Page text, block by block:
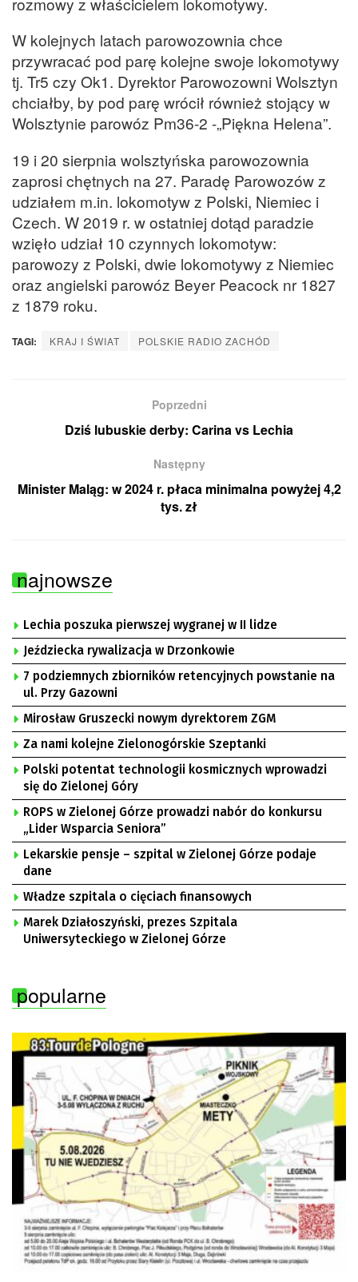
W kolejnych latach parowozownia chce
przywracać pod parę kolejne swoje lokomotywy
tj. Tr5 czy Ok1. Dyrektor Parowozowni Wolsztyn
chciałby, by pod parę wrócił również stojący w
Wolsztynie parowóz Pm36-2 -„Piękna Helena”.
19 i 20 sierpnia wolsztyńska parowozownia
zaprosi chętnych na 27. Paradę Parowozów z
udziałem m.in. lokomotyw z Polski, Niemiec i
Czech. W 2019 r. w ostatniej dotąd paradzie
wzięło udział 10 czynnych lokomotyw:
parowozy z Polski, dwie lokomotywy z Niemiec
oraz angielski parowóz Beyer Peacock nr 1827
z 1879 roku.
TAGI: KRAJ I ŚWIAT POLSKIE RADIO ZACHÓD
Poprzedni
Dziś lubuskie derby: Carina vs Lechia
Następny
Minister Maląg: w 2024 r. płaca minimalna powyżej 4,2
tys. zł
najnowsze
Lechia poszuka pierwszej wygranej w II lidze
Jeździecka rywalizacja w Drzonkowie
7 podziemnych zbiorników retencyjnych powstanie na
ul. Przy Gazowni
Mirosław Gruszecki nowym dyrektorem ZGM
Za nami kolejne Zielonogórskie Szeptanki
Polski potentat technologii kosmicznych wprowadzi
się do Zielonej Góry
ROPS w Zielonej Górze prowadzi nabór do konkursu
„Lider Wsparcia Seniora”
Lekarskie pensje – szpital w Zielonej Górze podaje
dane
Władze szpitala o cięciach finansowych
Marek Działoszyński, prezes Szpitala
Uniwersyteckiego w Zielonej Górze
popularne